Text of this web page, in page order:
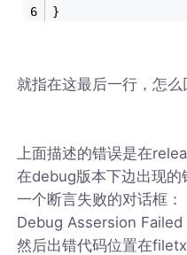
}
就指在这最后一行，怎么
上面描述的错误是在
在debug版本下边出现的
一个断言失败的对话框：
Debug Assersion Failed
然后出错代码位置在